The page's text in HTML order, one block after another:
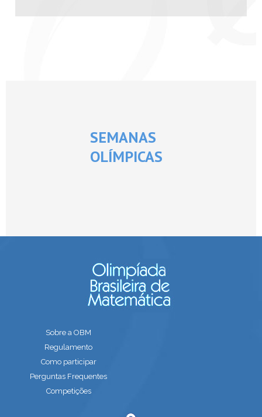
SEMANAS
OLÍMPICAS
Sobre a OBM
Regulamento
Como participar
Perguntas Frequentes
Competições